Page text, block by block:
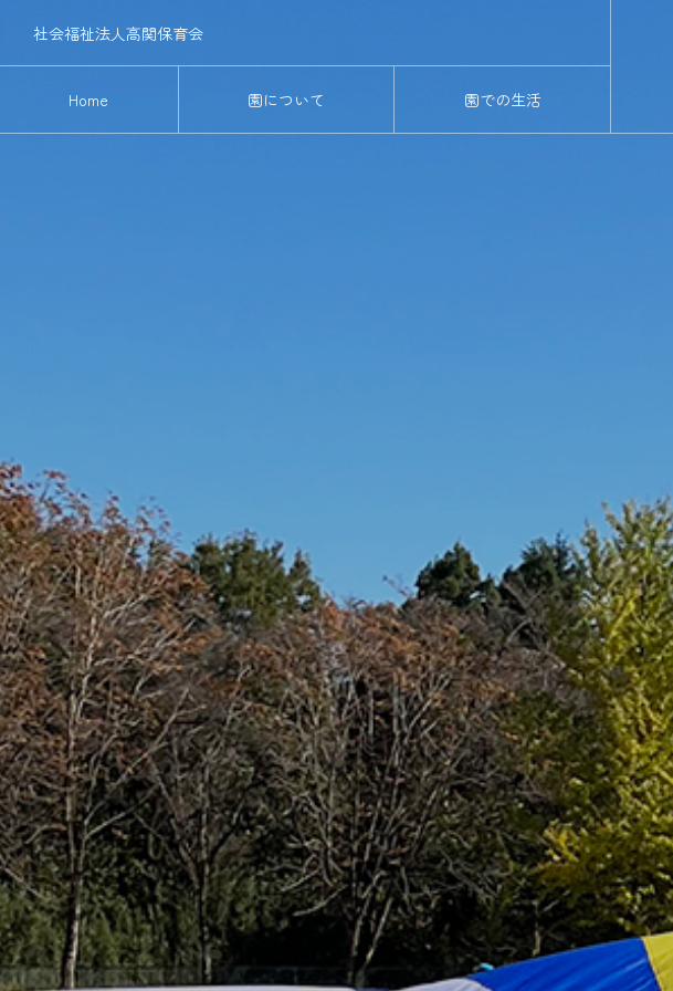
Home 園について 園での生活
社会福祉法人高関保育会